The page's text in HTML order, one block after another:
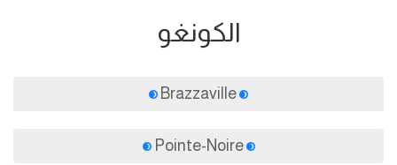
الكونغو
Pointe-Noire